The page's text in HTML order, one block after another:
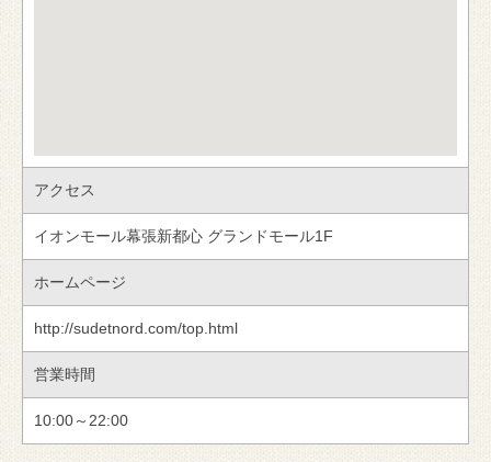
アクセス
イオンモール幕張新都心 グランドモール1F
ホームページ
http://sudetnord.com/top.html
営業時間
10:00～22:00